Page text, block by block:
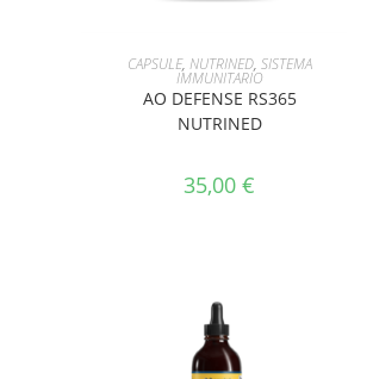
AGGIUNGI AL CARRELLO
CAPSULE, NUTRINED, SISTEMA
IMMUNITARIO
AO DEFENSE RS365
NUTRINED
35,00 €